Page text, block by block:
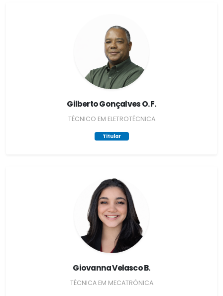
Gilberto Gonçalves O. F.
TÉCNICO EM ELETROTÉCNICA
Titular
Giovanna Velasco B.
TÉCNICA EM MECATRÔNICA